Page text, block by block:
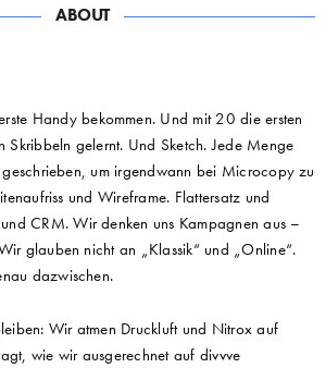
ABOUT
Handy bekommen. Und mit 20 die ersten
Skribbeln gelernt. Und Sketch. Jede Menge
um irgendwann bei Microcopy zu
und Wireframe. Flattersatz und
CRM. Wir denken uns Kampagnen aus –
glauben nicht an „Klassik“ und „Online“.
dazwischen.
Wir atmen Druckluft und Nitrox auf
wie wir ausgerechnet auf divvve